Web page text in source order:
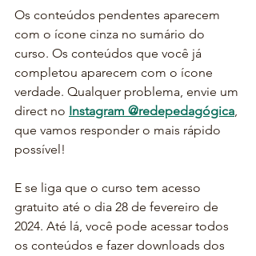
Os conteúdos pendentes aparecem
com o ícone cinza no sumário do
curso. Os conteúdos que você já
completou aparecem com o ícone
verdade. Qualquer problema, envie um
direct no Instagram @redepedagógica,
que vamos responder o mais rápido
possível!
E se liga que o curso tem acesso
gratuito até o dia 28 de fevereiro de
2024. Até lá, você pode acessar todos
os conteúdos e fazer downloads dos